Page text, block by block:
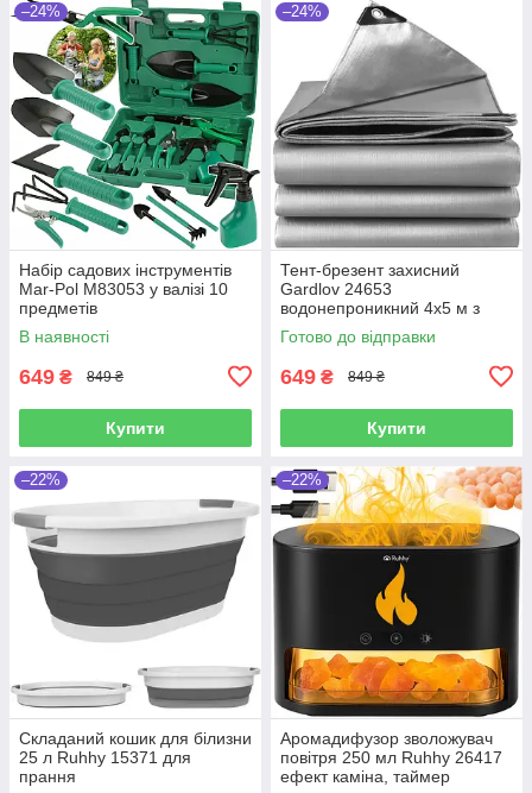
–24%
Набір садових інструментів
Mar-Pol M83053 у валізі 10
предметів
В наявності
649 ₴ 849 ₴
Купити
–24%
Тент-брезент захисний
Gardlov 24653
водонепроникний 4х5 м з
люверсами
Готово до відправки
649 ₴ 849 ₴
Купити
–22%
Складаний кошик для білизни
25 л Ruhhy 15371 для
прання
–22%
Аромадифузор зволожувач
повітря 250 мл Ruhhy 26417
ефект каміна, таймер